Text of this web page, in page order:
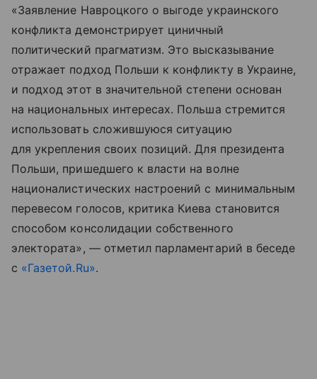
«Заявление Навроцкого о выгоде украинского
конфликта демонстрирует циничный
политический прагматизм. Это высказывание
отражает подход Польши к конфликту в Украине,
и подход этот в значительной степени основан
на национальных интересах. Польша стремится
использовать сложившуюся ситуацию
для укрепления своих позиций. Для президента
Польши, пришедшего к власти на волне
националистических настроений с минимальным
перевесом голосов, критика Киева становится
способом консолидации собственного
электората», — отметил парламентарий в беседе
с «Газетой.Ru».